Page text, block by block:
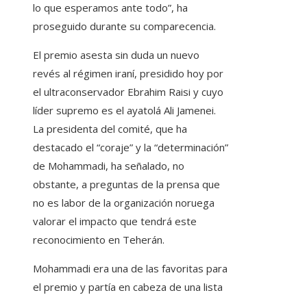
lo que esperamos ante todo”, ha
proseguido durante su comparecencia.
El premio asesta sin duda un nuevo
revés al régimen iraní, presidido hoy por
el ultraconservador Ebrahim Raisi y cuyo
líder supremo es el ayatolá Ali Jamenei.
La presidenta del comité, que ha
destacado el “coraje” y la “determinación”
de Mohammadi, ha señalado, no
obstante, a preguntas de la prensa que
no es labor de la organización noruega
valorar el impacto que tendrá este
reconocimiento en Teherán.
Mohammadi era una de las favoritas para
el premio y partía en cabeza de una lista